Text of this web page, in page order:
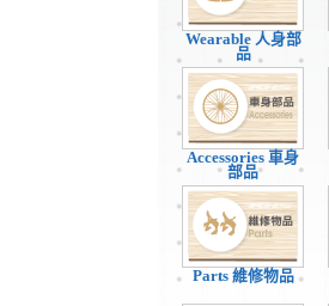
Wearable 人身部
品
Accessories 車身
部品
Parts 維修物品